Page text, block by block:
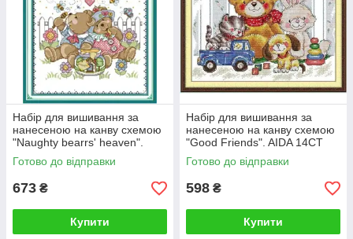
Набір для вишивання за
нанесеною на канву схемою
"Naughty bearrs' heaven".
AIDA 14CT printed , 41*51 см
Готово до відправки
673 ₴
Купити
Набір для вишивання за
нанесеною на канву схемою
"Good Friends". AIDA 14CT
printed 35*31 см
Готово до відправки
598 ₴
Купити